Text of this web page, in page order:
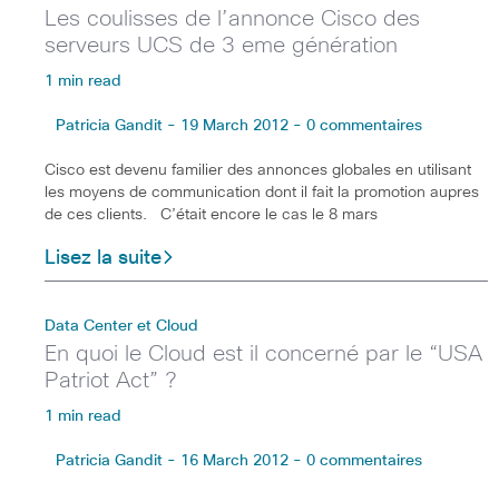
Les coulisses de l’annonce Cisco des
serveurs UCS de 3 eme génération
1 min read
Patricia Gandit - 19 March 2012 - 0 commentaires
Cisco est devenu familier des annonces globales en utilisant
les moyens de communication dont il fait la promotion aupres
de ces clients. C’était encore le cas le 8 mars
Lisez la suite
Data Center et Cloud
En quoi le Cloud est il concerné par le “USA
Patriot Act” ?
1 min read
Patricia Gandit - 16 March 2012 - 0 commentaires